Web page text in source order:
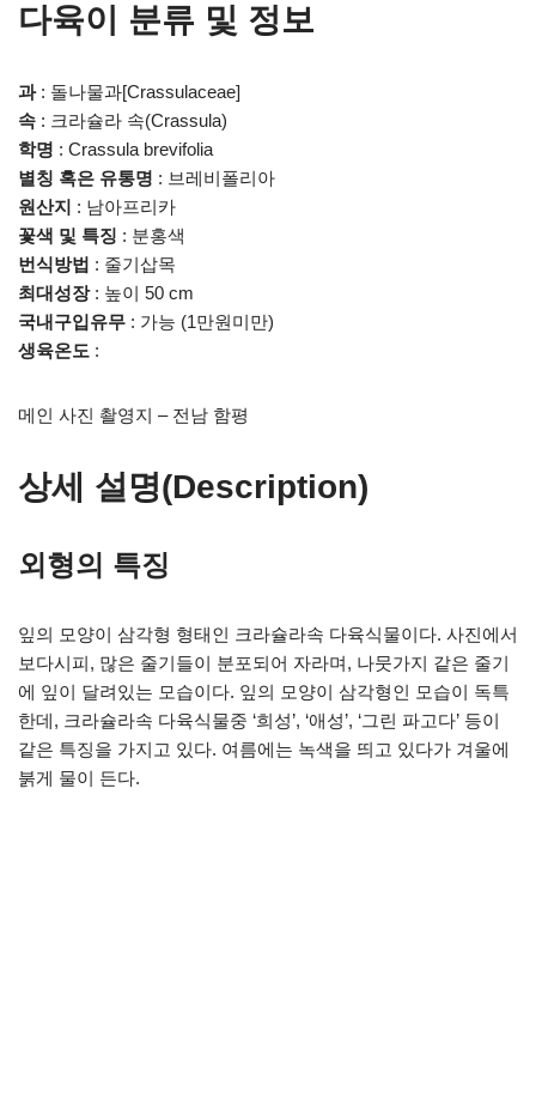
다육이 분류 및 정보
과: 돌나물과[Crassulaceae]
속 : 크라슐라 속(Crassula)
학명 : Crassula brevifolia
별칭 혹은 유통명 : 브레비폴리아
원산지 : 남아프리카
꽃색 및 특징 : 분홍색
번식방법 : 줄기삽목
최대성장: 높이 50 cm
국내구입유무 : 가능 (1만원미만)
생육온도 :
메인 사진 촬영지 – 전남 함평
상세 설명(Description)
외형의 특징
잎의 모양이 삼각형 형태인 크라슐라속 다육식물이다. 사진에서
보다시피, 많은 줄기들이 분포되어 자라며, 나뭇가지 같은 줄기
에 잎이 달려있는 모습이다. 잎의 모양이 삼각형인 모습이 독특
한데, 크라슐라속 다육식물중 ‘희성’, ‘애성’, ‘그린 파고다’ 등이
같은 특징을 가지고 있다. 여름에는 녹색을 띄고 있다가 겨울에
붉게 물이 든다.